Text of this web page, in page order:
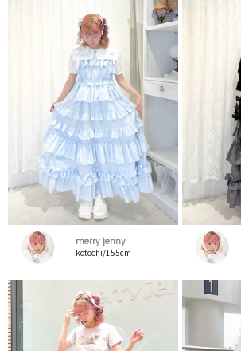
merry jenny
kotochi/155cm